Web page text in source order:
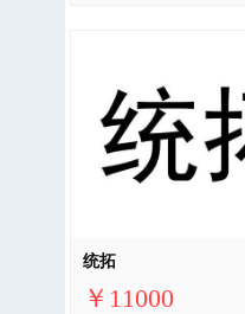
统拓
￥11000